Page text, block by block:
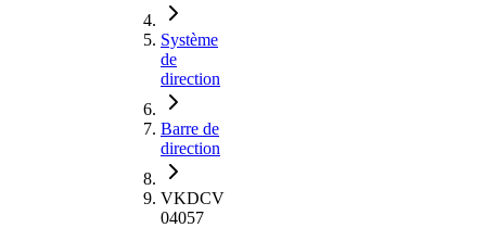
Système
de
direction
Barre de
direction
VKDCV
04057